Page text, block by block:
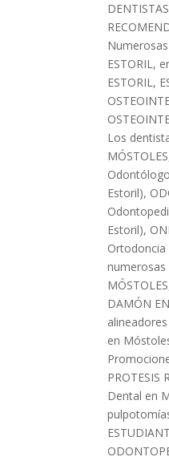
ESTORIL,
ESTORIL,
Los
MÓSTOLES
Estoril),
Estoril),
Ortodoncia
numerosas
MÓSTOLES
DAMÓN
en
PROTESIS
Dental en